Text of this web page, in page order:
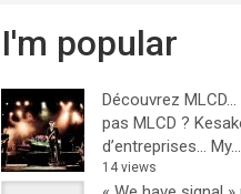
I'm popular
Découvrez
pas MLCD ?
d’entreprises… My...
14 views